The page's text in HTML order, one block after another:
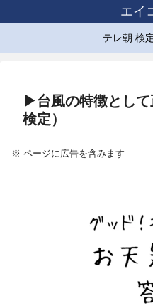
エイ
テレ朝 検
▶台風の特徴とし
検定）
※ ページに広告を含みます